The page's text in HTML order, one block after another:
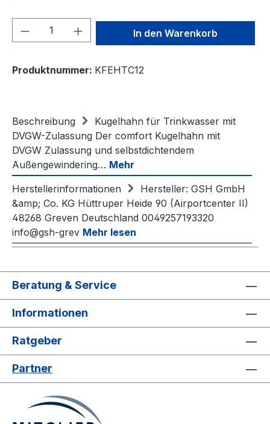
Produkt Anzahl: Gib denIn den Warenkorb
Produktnummer: KFEHTC12
Beschreibung
Kugelhahn für Trinkwasser mit
DVGW-Zulassung Der comfort Kugelhahn mit
DVGW Zulassung und selbstdichtendem
Außengewindering… Mehr
Herstellerinformationen
Hersteller: GSH GmbH
&amp; Co. KG Hüttruper Heide 90 (Airportcenter II)
48268 Greven Deutschland 0049257193320
info@gsh-grev Mehr lesen
Beratung & Service
Informationen
Ratgeber
Partner